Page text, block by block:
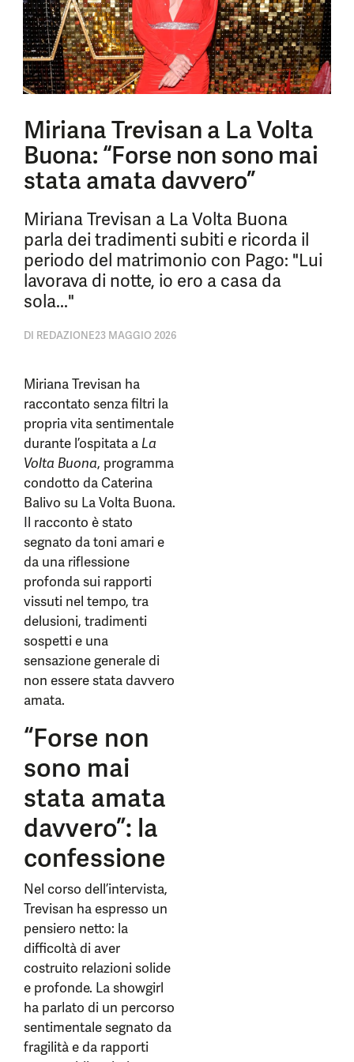
Miriana Trevisan a La Volta
Buona: “Forse non sono mai
stata amata davvero”
Miriana Trevisan a La Volta Buona
parla dei tradimenti subiti e ricorda il
periodo del matrimonio con Pago: "Lui
lavorava di notte, io ero a casa da
sola..."
DI REDAZIONE23 MAGGIO 2026
Miriana Trevisan ha
raccontato senza filtri la
propria vita sentimentale
durante l’ospitata a La
Volta Buona, programma
condotto da Caterina
Balivo su La Volta Buona.
Il racconto è stato
segnato da toni amari e
da una riflessione
profonda sui rapporti
vissuti nel tempo, tra
delusioni, tradimenti
sospetti e una
sensazione generale di
non essere stata davvero
amata.
“Forse non
sono mai
stata amata
davvero”: la
confessione
Nel corso dell’intervista,
Trevisan ha espresso un
pensiero netto: la
difficoltà di aver
costruito relazioni solide
e profonde. La showgirl
ha parlato di un percorso
sentimentale segnato da
fragilità e da rapporti